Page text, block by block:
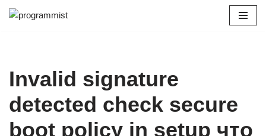
Invalid signature
detected check secure
boot policy in setup что